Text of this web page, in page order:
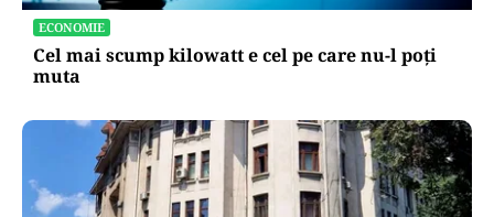
ECONOMIE
Cel mai scump kilowatt e cel pe care nu-l poți
muta